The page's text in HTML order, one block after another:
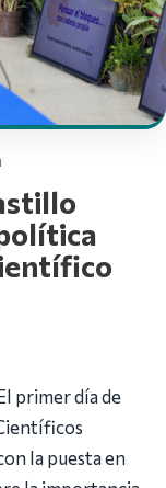
primer día de
la puesta en